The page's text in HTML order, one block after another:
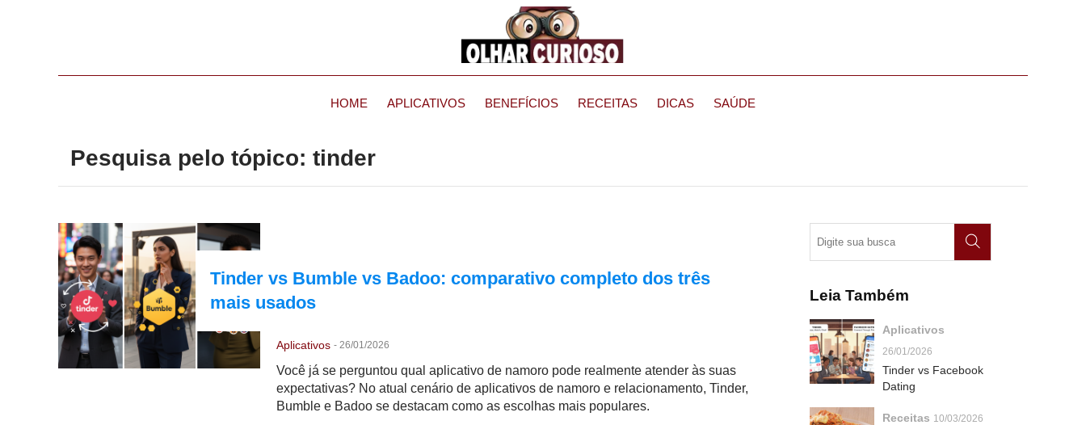
HOME APLICATIVOS BENEFÍCIOS RECEITAS DICAS SAÚDE
Pesquisa pelo tópico: tinder
Tinder vs Bumble vs Badoo: comparativo completo dos três
mais usados
Aplicativos - 26/01/2026
Você já se perguntou qual aplicativo de namoro pode realmente atender às suas
expectativas? No atual cenário de aplicativos de namoro e relacionamento, Tinder,
Bumble e Badoo se destacam como as escolhas mais populares.
Leia Também
Aplicativos
26/01/2026
Tinder vs Facebook
Dating
Receitas 10/03/2026